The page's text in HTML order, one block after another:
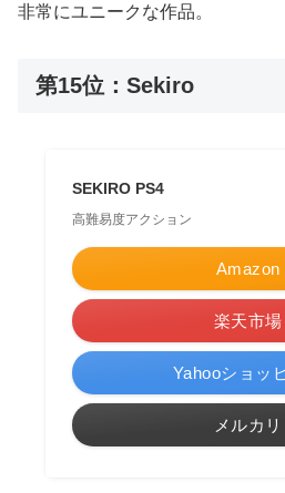
非常にユニークな作品。
第15位：Sekiro
SEKIRO PS4
高難易度アクション
Amazon
楽天市場
Yahooショッ
メルカリ